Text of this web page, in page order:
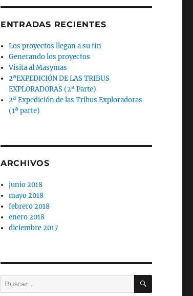
ENTRADAS RECIENTES
Los proyectos llegan a su fin
Generando los proyectos
Visita al Masymas
2ªEXPEDICIÓN DE LAS TRIBUS
EXPLORADORAS (2ª Parte)
2ª Expedición de las Tribus Exploradoras
(1ª parte)
ARCHIVOS
junio 2018
mayo 2018
febrero 2018
enero 2018
diciembre 2017
Buscar
por:
BUSCAR